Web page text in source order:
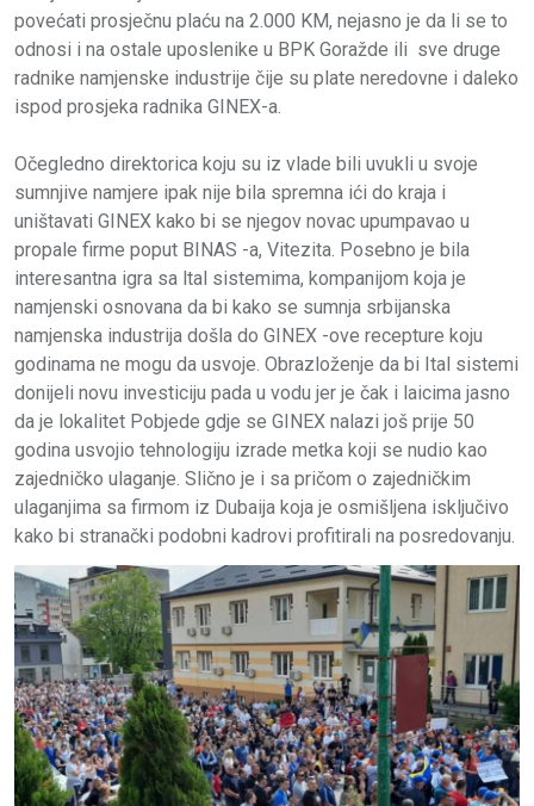
povećati prosječnu plaću na 2.000 KM, nejasno je da li se to
odnosi i na ostale uposlenike u BPK Goražde ili sve druge
radnike namjenske industrije čije su plate neredovne i daleko
ispod prosjeka radnika GINEX-a.
Očegledno direktorica koju su iz vlade bili uvukli u svoje
sumnjive namjere ipak nije bila spremna ići do kraja i
uništavati GINEX kako bi se njegov novac upumpavao u
propale firme poput BINAS -a, Vitezita. Posebno je bila
interesantna igra sa ltal sistemima, kompanijom koja je
namjenski osnovana da bi kako se sumnja srbijanska
namjenska industrija došla do GINEX -ove recepture koju
godinama ne mogu da usvoje. Obrazloženje da bi Ital sistemi
donijeli novu investiciju pada u vodu jer je čak i laicima jasno
da je lokalitet Pobjede gdje se GINEX nalazi još prije 50
godina usvojio tehnologiju izrade metka koji se nudio kao
zajedničko ulaganje. Slično je i sa pričom o zajedničkim
ulaganjima sa firmom iz Dubaija koja je osmišljena isključivo
kako bi stranački podobni kadrovi profitirali na posredovanju.